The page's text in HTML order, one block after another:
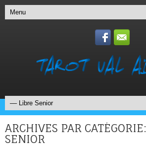
ARCHIVES PAR CATÉGORIE:
SENIOR